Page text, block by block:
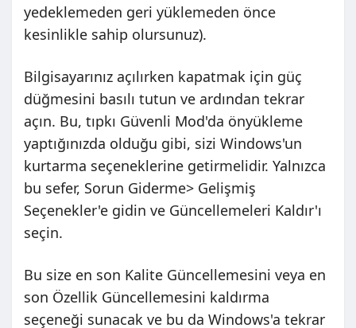
yedeklemeden geri yüklemeden önce
kesinlikle sahip olursunuz).
Bilgisayarınız açılırken kapatmak için güç
düğmesini basılı tutun ve ardından tekrar
açın. Bu, tıpkı Güvenli Mod'da önyükleme
yaptığınızda olduğu gibi, sizi Windows'un
kurtarma seçeneklerine getirmelidir. Yalnızca
bu sefer, Sorun Giderme> Gelişmiş
Seçenekler'e gidin ve Güncellemeleri Kaldır'ı
seçin.
Bu size en son Kalite Güncellemesini veya en
son Özellik Güncellemesini kaldırma
seçeneği sunacak ve bu da Windows'a tekrar